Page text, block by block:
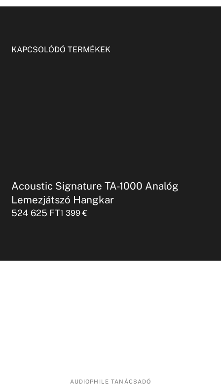
KAPCSOLÓDÓ TERMÉKEK
Acoustic Signature TA-1000 Analóg
Lemezjátszó Hangkar
524 625 FT1 399€
AUDIOPHILE TANÁCSADÓ